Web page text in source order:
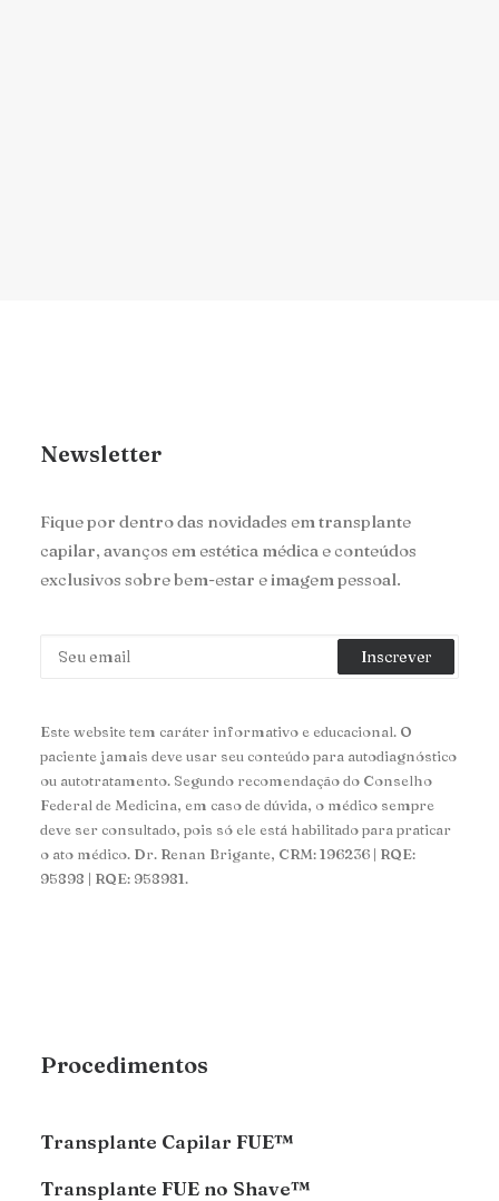
Newsletter
Fique por dentro das novidades em transplante
capilar, avanços em estética médica e conteúdos
exclusivos sobre bem-estar e imagem pessoal.
Este website tem caráter informativo e educacional. O
paciente jamais deve usar seu conteúdo para autodiagnóstico
ou autotratamento. Segundo recomendação do Conselho
Federal de Medicina, em caso de dúvida, o médico sempre
deve ser consultado, pois só ele está habilitado para praticar
o ato médico. Dr. Renan Brigante, CRM: 196236 | RQE:
95898 | RQE: 958981.
Procedimentos
Transplante Capilar FUE™
Transplante FUE no Shave™